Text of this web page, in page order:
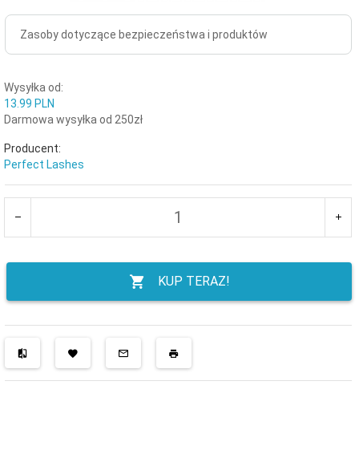
Zasoby dotyczące bezpieczeństwa i produktów
Wysyłka od:
13.99 PLN
Darmowa wysyłka od 250zł
Producent:
Perfect Lashes
KUP TERAZ!